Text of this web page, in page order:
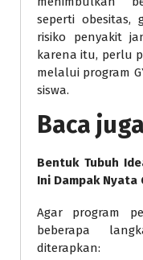
seperti obesitas,
risiko penyakit
karena itu, perlu
melalui program
siswa.
Baca
Bentuk Tubuh
Ini Dampak Nyata
Agar program
beberapa
diterapkan: